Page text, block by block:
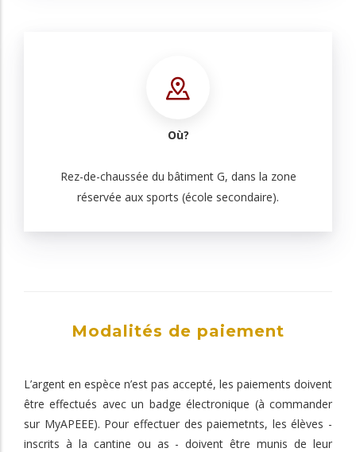
Où?
Rez-de-chaussée du bâtiment G, dans la zone
réservée aux sports (école secondaire).
Modalités de paiement
L’argent en espèce n’est pas accepté, les paiements doivent
être effectués avec un badge électronique (à commander
sur MyAPEEE). Pour effectuer des paiemetnts, les élèves -
inscrits à la cantine ou as - doivent être munis de leur